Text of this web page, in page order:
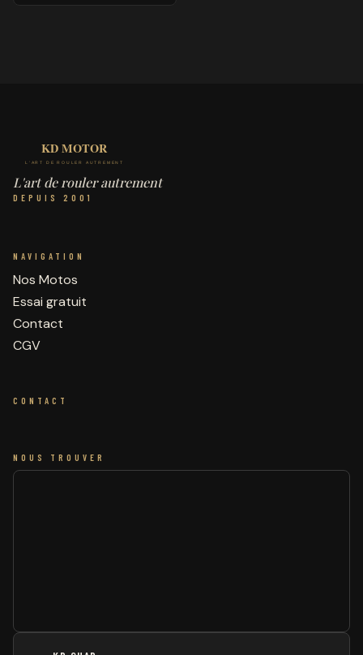
L'art de rouler autrement
DEPUIS 2001
NAVIGATION
Nos Motos
Essai gratuit
Contact
CGV
CONTACT
NOUS TROUVER